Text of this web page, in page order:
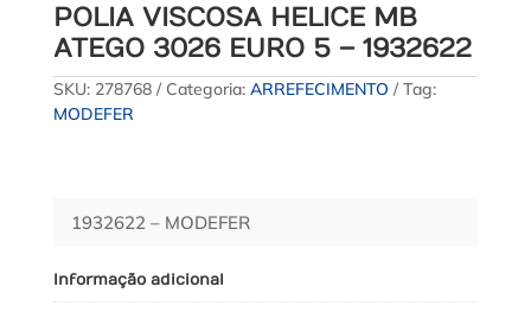
POLIA VISCOSA HELICE MB
ATEGO 3026 EURO 5 – 1932622
SKU: 278768 Categoria: ARREFECIMENTO
Tag:
MODEFER
1932622 – MODEFER
Informação adicional